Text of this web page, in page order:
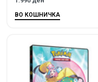
ВО КОШНИЧКА